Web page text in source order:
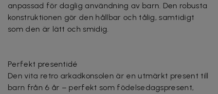
anpassad för daglig användning av barn. Den robusta
konstruktionen gör den hållbar och tålig, samtidigt
som den är lätt och smidig.
Perfekt presentidé
Den vita retro arkadkonsolen är en utmärkt present till
barn från 6 år – perfekt som födelsedagspresent,